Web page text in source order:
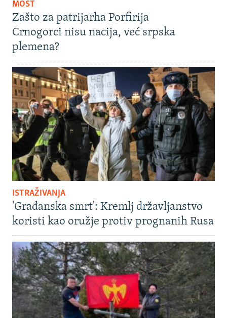
MOST
Zašto za patrijarha Porfirija
Crnogorci nisu nacija, već srpska
plemena?
ISTRAŽIVANJA
'Građanska smrt': Kremlj državljanstvo
koristi kao oružje protiv prognanih Rusa